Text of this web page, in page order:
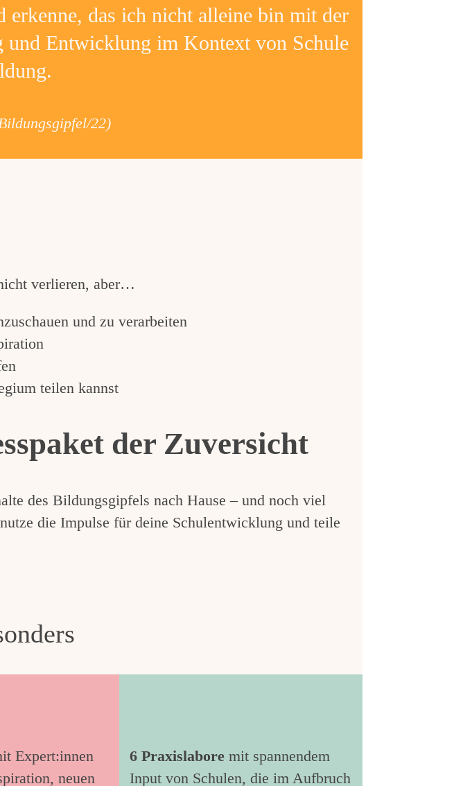
das ich nicht alleine bin mit der
und Entwicklung im Kontext von Schule
22)
verlieren, aber…
und zu verarbeiten
teilen kannst
der Zuversicht
des Bildungsgipfels nach Hause – und noch viel
die Impulse für deine Schulentwicklung und teile
Expert:innen
neuen
6 Praxislaboremit spannendem
Input von Schulen, die im Aufbruch